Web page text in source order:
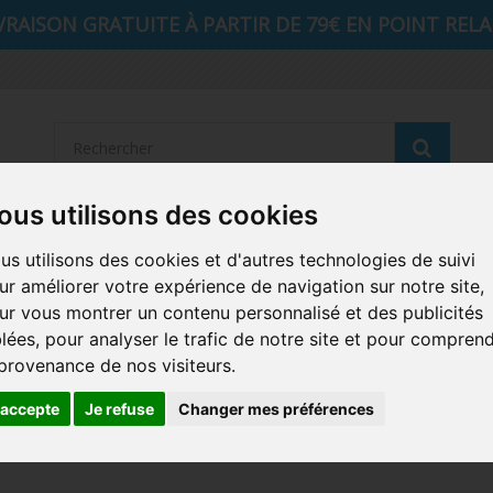
utilisons des cookies
utilisons des cookies et d'autres technologies de suivi
améliorer votre expérience de navigation sur notre site,
vous montrer un contenu personnalisé et des publicités
pour analyser le trafic de notre site et pour
de nos visiteurs.
Je refuse Changer mes préférences
GRATUITE À PARTIR DE 79€ EN POINT
AUTRES COMICS MUSIQUE SPORTS POP
FUNKO HOME FUNKO VINYL SODA RETRO
CARTE A JOUER